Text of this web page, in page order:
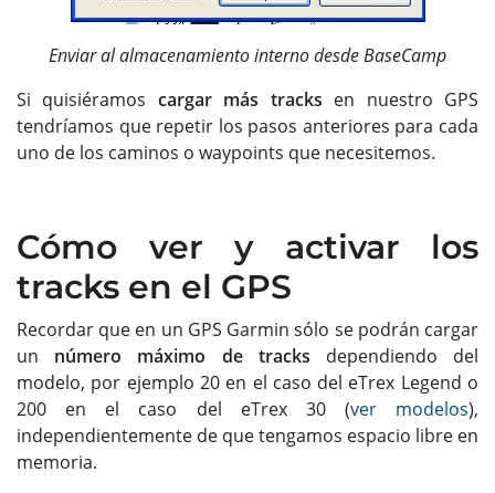
Enviar al almacenamiento interno desde BaseCamp
Si quisiéramos cargar más tracks en nuestro GPS
tendríamos que repetir los pasos anteriores para cada
uno de los caminos o waypoints que necesitemos.
Cómo ver y activar los
tracks en el GPS
Recordar que en un GPS Garmin sólo se podrán cargar
un número máximo de tracks dependiendo del
modelo, por ejemplo 20 en el caso del eTrex Legend o
200 en el caso del eTrex 30 (ver modelos),
independientemente de que tengamos espacio libre en
memoria.